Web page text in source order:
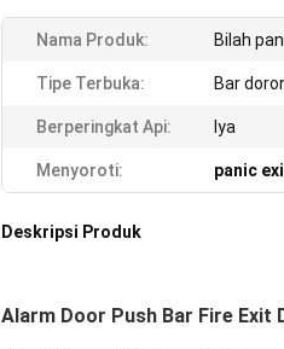
Nama Produk: Bilah
Tipe Terbuka: Bar
Berperingkat Api: Iya
Menyoroti: panic
Deskripsi Produk
Alarm Door Push Bar Fire Exit